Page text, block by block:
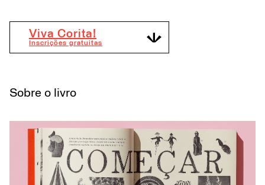
Viva Corita!
Inscrições gratuitas
Sobre o livro